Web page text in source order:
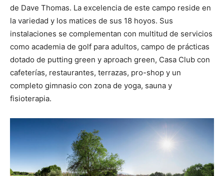
de Dave Thomas. La excelencia de este campo reside en
la variedad y los matices de sus 18 hoyos. Sus
instalaciones se complementan con multitud de servicios
como academia de golf para adultos, campo de prácticas
dotado de putting green y aproach green, Casa Club con
cafeterías, restaurantes, terrazas, pro-shop y un
completo gimnasio con zona de yoga, sauna y
fisioterapia.